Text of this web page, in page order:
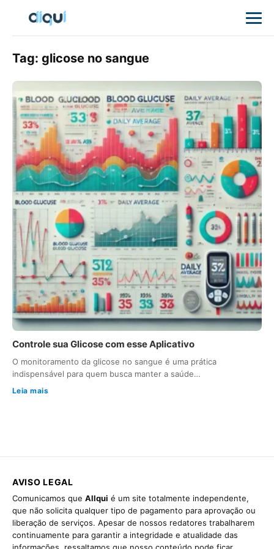
Tag: glicose no sangue
Controle sua Glicose com esse Aplicativo
O monitoramento da glicose no sangue é uma prática
indispensável para quem busca manter a saúde…
Leia mais
AVISO LEGAL
Comunicamos que Allqui é um site totalmente independente,
que não solicita qualquer tipo de pagamento para aprovação ou
liberação de serviços. Apesar de nossos redatores trabalharem
continuamente para garantir a integridade e atualidade das